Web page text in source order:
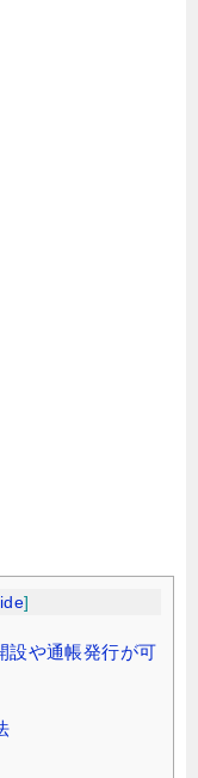
]
や通帳発行が可